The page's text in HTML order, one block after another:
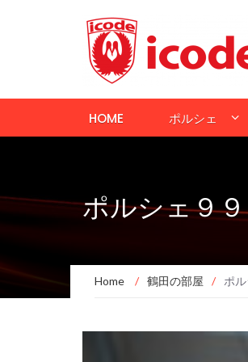
HOME ポルシェ
ポルシェ９
Home / 鶴田の部屋 / ポ